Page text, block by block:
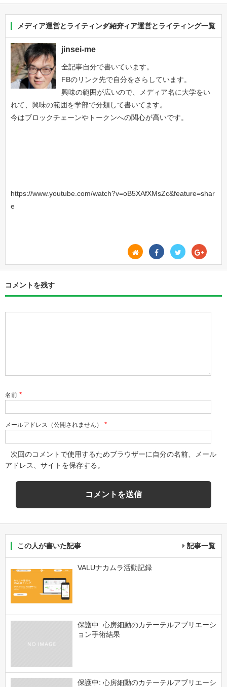
メディア運営とライティング紹介メディア運営とライティング一覧
jinsei-me
全記事自分で書いています。
FBのリンク先で自分をさらしています。
興味の範囲が広いので、メディア名に大学をい
れて、興味の範囲を学部で分類して書いてます。
今はブロックチェーンやトークンへの関心が高いです。
https://www.youtube.com/watch?v=oB5XAfXMsZc&feature=shar
e
コメントを残す
名前 *
メールアドレス（公開されません） *
次回のコメントで使用するためブラウザーに自分の名前、メール
アドレス、サイトを保存する。
この人が書いた記事 記事一覧
VALUナカムラ活動記録
保護中: 心房細動のカテーテルアブリエーシ
ョン手術結果
保護中: 心房細動のカテーテルアブリエーシ